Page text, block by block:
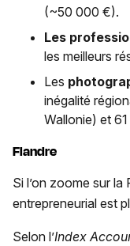
(~50 000 €).
Les
les meilleurs
Les
inégalité
Wallonie) et
Flandre
Si l’on zoome sur la
entrepreneurial est
Selon l’Index